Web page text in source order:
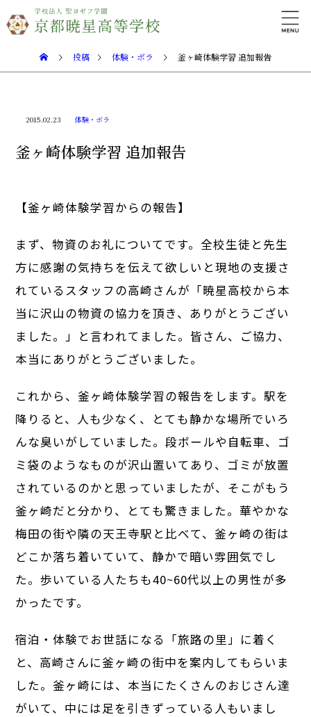
投稿 体験・ボラ 釜ヶ崎体験学習 追加報告
2015.02.23 体験・ボラ
釜ヶ崎体験学習 追加報告
【釜ヶ崎体験学習からの報告】
まず、物資のお礼についてです。全校生徒と先生
方に感謝の気持ちを伝えて欲しいと現地の支援さ
れているスタッフの高崎さんが「暁星高校から本
当に沢山の物資の協力を頂き、ありがとうござい
ました。」と言われてました。皆さん、ご協力、
本当にありがとうございました。
これから、釜ヶ崎体験学習の報告をします。駅を
降りると、人も少なく、とても静かな場所でいろ
んな臭いがしていました。段ボールや自転車、ゴ
ミ袋のようなものが沢山置いてあり、ゴミが放置
されているのかと思っていましたが、そこがもう
釜ヶ崎だと分かり、とても驚きました。華やかな
梅田の街や隣の天王寺駅と比べて、釜ヶ崎の街は
どこか落ち着いていて、静かで暗い雰囲気でし
た。歩いている人たちも40~60代以上の男性が多
かったです。
宿泊・体験でお世話になる「旅路の里」に着く
と、高崎さんに釜ヶ崎の街中を案内してもらいま
した。釜ヶ崎には、本当にたくさんのおじさん達
がいて、中には足を引きずっている人もいまし